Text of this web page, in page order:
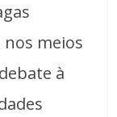
nos meios
à